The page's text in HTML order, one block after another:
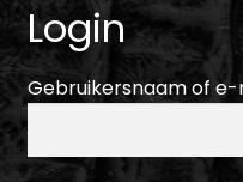
Winkelwagen
Witkamp.com
Login
Gebruikersnaam of